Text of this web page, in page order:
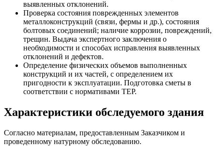
выявленных отклонений.
Проверка состояния поврежденных элементов
металлоконструкций (связи, фермы и др.), состояния
болтовых соединений; наличие коррозии, повреждений,
трещин. Выдача экспертного заключения о
необходимости и способах исправления выявленных
отклонений и дефектов.
Определение физических объемов выполненных
конструкций и их частей, с определением их
пригодности к эксплуатации. Подготовка сметы в
соответствии с нормативами ТЕР.
Характеристики обследуемого здания
Согласно материалам, предоставленным Заказчиком и
проведенному натурному обследованию.